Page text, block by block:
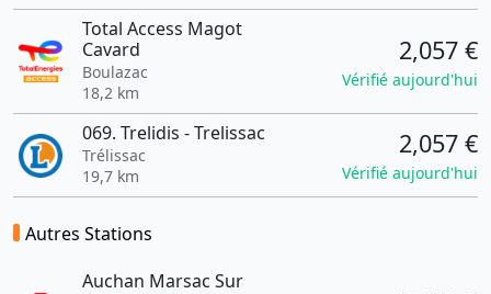
Total Access Magot
Cavard
Boulazac
18,2 km
2,057 €
Vérifié aujourd'hui
069. Trelidis - Trelissac
Trélissac
19,7 km
2,057 €
Vérifié aujourd'hui
Autres Stations
Auchan Marsac Sur